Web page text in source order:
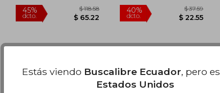
Estás viendo Buscalibre Ecuador, pero
Estados Unidos